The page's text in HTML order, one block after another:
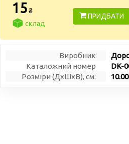
15 ₴
склад
ПРИДБАТИ
Виробник
Каталожний номер
DK-
Розміри (ДxШxВ), см: